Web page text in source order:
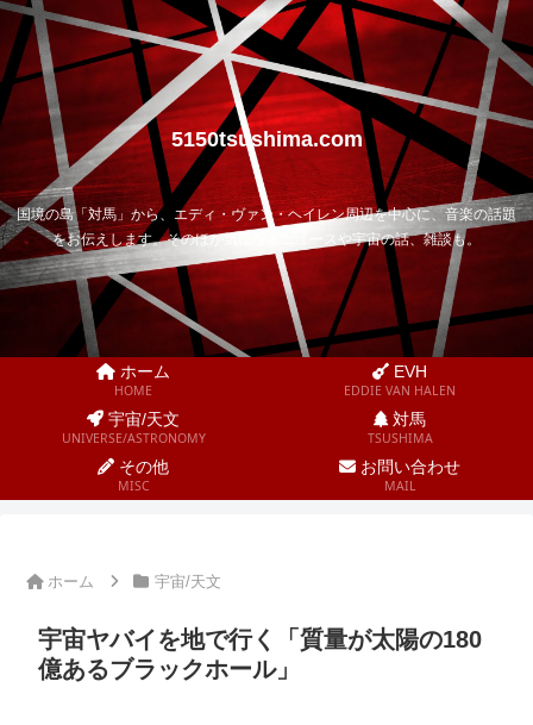
5150tsushima.com
国境の島「対馬」から、エディ・ヴァン・ヘイレン周辺を中心に、音楽の話題
をお伝えします。そのほか気になるニュースや宇宙の話、雑談も。
ホーム
HOME
EVH
EDDIE VAN HALEN
宇宙/天文
UNIVERSE/ASTRONOMY
対馬
TSUSHIMA
その他
MISC
お問い合わせ
MAIL
ホーム 宇宙/天文
宇宙ヤバイを地で行く「質量が太陽の180
億あるブラックホール」